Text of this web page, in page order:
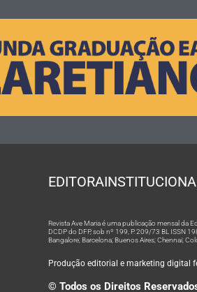
EDITORA
Revista Ave Maria é uma publicação mensal da
DCDP do DFP, sob nº 199, P. 209/73 BL ISSN
Bangalore; Barcelona; Buenos Aires; Chennai;
Produção editorial e marketing digital
© Todos os Direitos